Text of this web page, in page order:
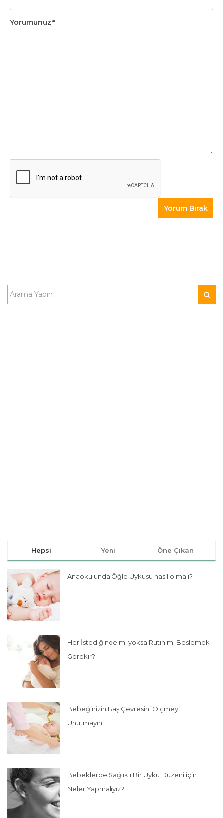
Yorumunuz*
Hepsi Yeni Öne Çıkan
Anaokulunda Öğle Uykusu nasıl olmalı?
Her İstediğinde mi yoksa Rutin mi Beslemek
Gerekir?
Bebeğinizin Baş Çevresini Ölçmeyi
Unutmayın
Bebeklerde Sağlıklı Bir Uyku Düzeni için
Neler Yapmalıyız?